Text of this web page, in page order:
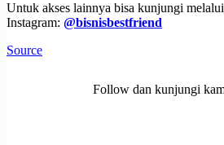
Untuk akses lainnya bisa kunjungi melalui
Instagram: @bisnisbestfriend
Source
Follow dan kunjungi